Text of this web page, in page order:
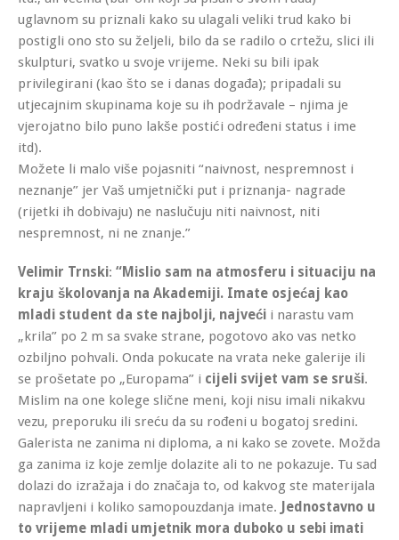
uglavnom su priznali kako su ulagali veliki trud kako bi
postigli ono sto su željeli, bilo da se radilo o crtežu, slici ili
skulpturi, svatko u svoje vrijeme. Neki su bili ipak
privilegirani (kao što se i danas događa); pripadali su
utjecajnim skupinama koje su ih podržavale – njima je
vjerojatno bilo puno lakše postići određeni status i ime
itd).
Možete li malo više pojasniti “naivnost, nespremnost i
neznanje” jer Vaš umjetnički put i priznanja- nagrade
(rijetki ih dobivaju) ne naslučuju niti naivnost, niti
nespremnost, ni ne znanje.”
Velimir Trnski: “Mislio sam na atmosferu i situaciju na
kraju školovanja na Akademiji. Imate osjećaj kao
mladi student da ste najbolji, najveći i narastu vam
„krila” po 2 m sa svake strane, pogotovo ako vas netko
ozbiljno pohvali. Onda pokucate na vrata neke galerije ili
se prošetate po „Europama” i cijeli svijet vam se sruši.
Mislim na one kolege slične meni, koji nisu imali nikakvu
vezu, preporuku ili sreću da su rođeni u bogatoj sredini.
Galerista ne zanima ni diploma, a ni kako se zovete. Možda
ga zanima iz koje zemlje dolazite ali to ne pokazuje. Tu sad
dolazi do izražaja i do značaja to, od kakvog ste materijala
napravljeni i koliko samopouzdanja imate.
Jednostavno u
to vrijeme mladi umjetnik mora duboko u sebi imati